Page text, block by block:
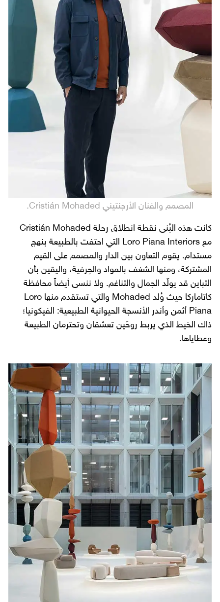
المصمم والفنان الأرجنتيني Cristián Mohaded.
كانت هذه البُنى نقطة انطلاق رحلة Cristián Mohaded
مع Loro Piana Interiors التي احتفت بالطبيعة بنهج
مستدام. يقوم التعاون بين الدار والمصمم على القيم
المشتركة، ومنها الشغف بالمواد والحِرفية، واليقين بأن
التباين قد يولّد الجمال والتناغم. ولا ننسى أيضاً محافظة
كاتاماركا حيث وُلد Mohaded والتي تستقدم منها Loro
Piana أثمن وأندر الأنسجة الحيوانية الطبيعية: الفيكونيا؛
ذاك الخيط الذي يربط روحَين تعشقان وتحترمان الطبيعة
وعطاياها.